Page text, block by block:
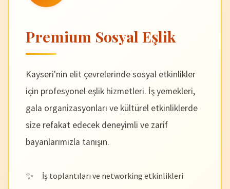
Premium Sosyal Eşlik
Kayseri'nin elit çevrelerinde sosyal etkinlikler
için profesyonel eşlik hizmetleri. İş yemekleri,
gala organizasyonları ve kültürel etkinliklerde
size refakat edecek deneyimli ve zarif
bayanlarımızla tanışın.
İş toplantıları ve networking etkinlikleri